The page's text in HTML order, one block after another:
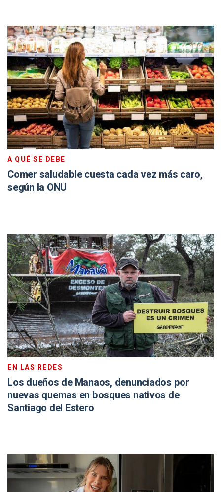
A QUÉ SE DEBE
Comer saludable cuesta cada vez más caro,
según la ONU
EN LAS REDES
Los dueños de Manaos, denunciados por
nuevas quemas en bosques nativos de
Santiago del Estero